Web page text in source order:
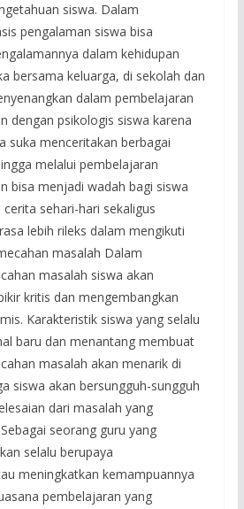
siswa. Dalam
pengalaman siswa bisa
dalam kehidupan
bersama keluarga, di sekolah dan
dalam pembelajaran
dengan psikologis siswa karena
suka menceritakan berbagai
melalui pembelajaran
bisa menjadi wadah bagi siswa
sehari-hari sekaligus
lebih rileks dalam mengikuti
masalah Dalam
masalah siswa akan
kritis dan mengembangkan
Karakteristik siswa yang selalu
baru dan menantang membuat
masalah akan menarik di
siswa akan bersungguh-sungguh
dari masalah yang
seorang guru yang
selalu berupaya
meningkatkan kemampuannya
pembelajaran yang